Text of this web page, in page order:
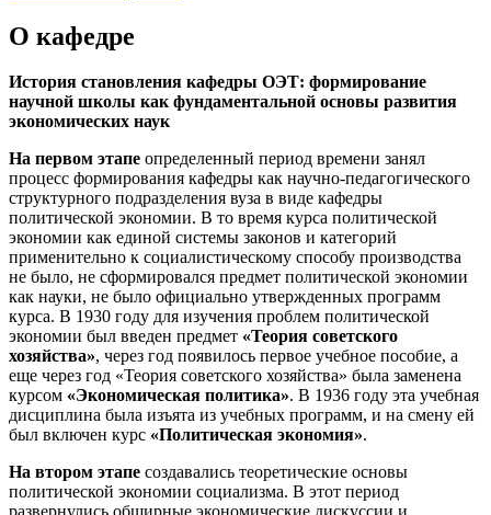
О кафедре
История становления кафедры ОЭТ: формирование
научной школы как фундаментальной основы развития
экономических наук
На первом этапе определенный период времени занял
процесс формирования кафедры как научно-педагогического
структурного подразделения вуза в виде кафедры
политической экономии. В то время курса политической
экономии как единой системы законов и категорий
применительно к социалистическому способу производства
не было, не сформировался предмет политической экономии
как науки, не было официально утвержденных программ
курса. В 1930 году для изучения проблем политической
экономии был введен предмет «Теория советского
хозяйства», через год появилось первое учебное пособие, а
еще через год «Теория советского хозяйства» была заменена
курсом «Экономическая политика». В 1936 году эта учебная
дисциплина была изъята из учебных программ, и на смену ей
был включен курс «Политическая экономия».
На втором этапе создавались теоретические основы
политической экономии социализма. В этот период